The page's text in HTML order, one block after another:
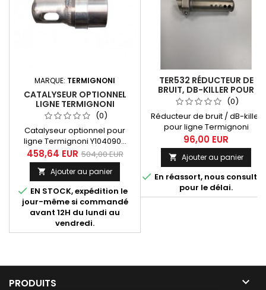
MARQUE: TERMIGNONI
CATALYSEUR OPTIONNEL
LIGNE TERMIGNONI
Y104090...(0)
Catalyseur optionnel pour
ligne Termignoni Y104090...
destinée aux Yamaha MT-07
(toutes années), XSR 700
(toutes années). Fourni avec
notice d'installation et certificat
d'homologation Euro 4.
458,64 EUR 504,00 EUR
 Ajouter au panier
 EN STOCK, expédition le
jour-même si commandé
avant 12H du lundi au
vendredi.
TER532 RÉDUCTEUR DE
BRUIT, DB-KILLER POUR
LIGNE TERMIGNONI
Y104090... (MT-07, XSR 700,
TRACER 700)
(0)
Réducteur de bruit / dB-killer
pour ligne Termignoni
Y104090... Compatibles avec
les références
d'échappements suivantes :
Y104090CV, Y104090CVB,
Y104090TV.
96,00 EUR
 Ajouter au panier
 En réassort, nous consulter
pour le délai.
PRODUITS 